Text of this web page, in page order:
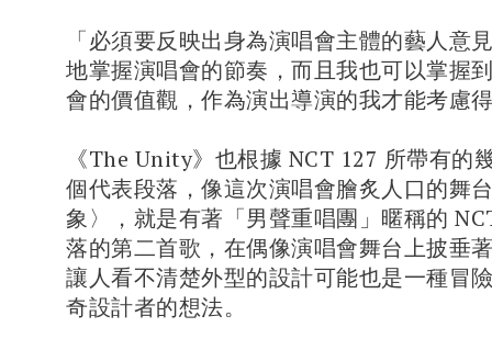
「必須要反映出身為演唱會主體的藝人意
地掌握演唱會的節奏，而且我也可以掌握
會的價值觀，作為演出導演的我才能考慮
《The Unity》也根據 NCT 127 所帶有的
個代表段落，像這次演唱會膾炙人口的舞
象〉，就是有著「男聲重唱團」暱稱的
落的第二首歌，在偶像演唱會舞台上披垂
讓人看不清楚外型的設計可能也是一種冒
奇設計者的想法。